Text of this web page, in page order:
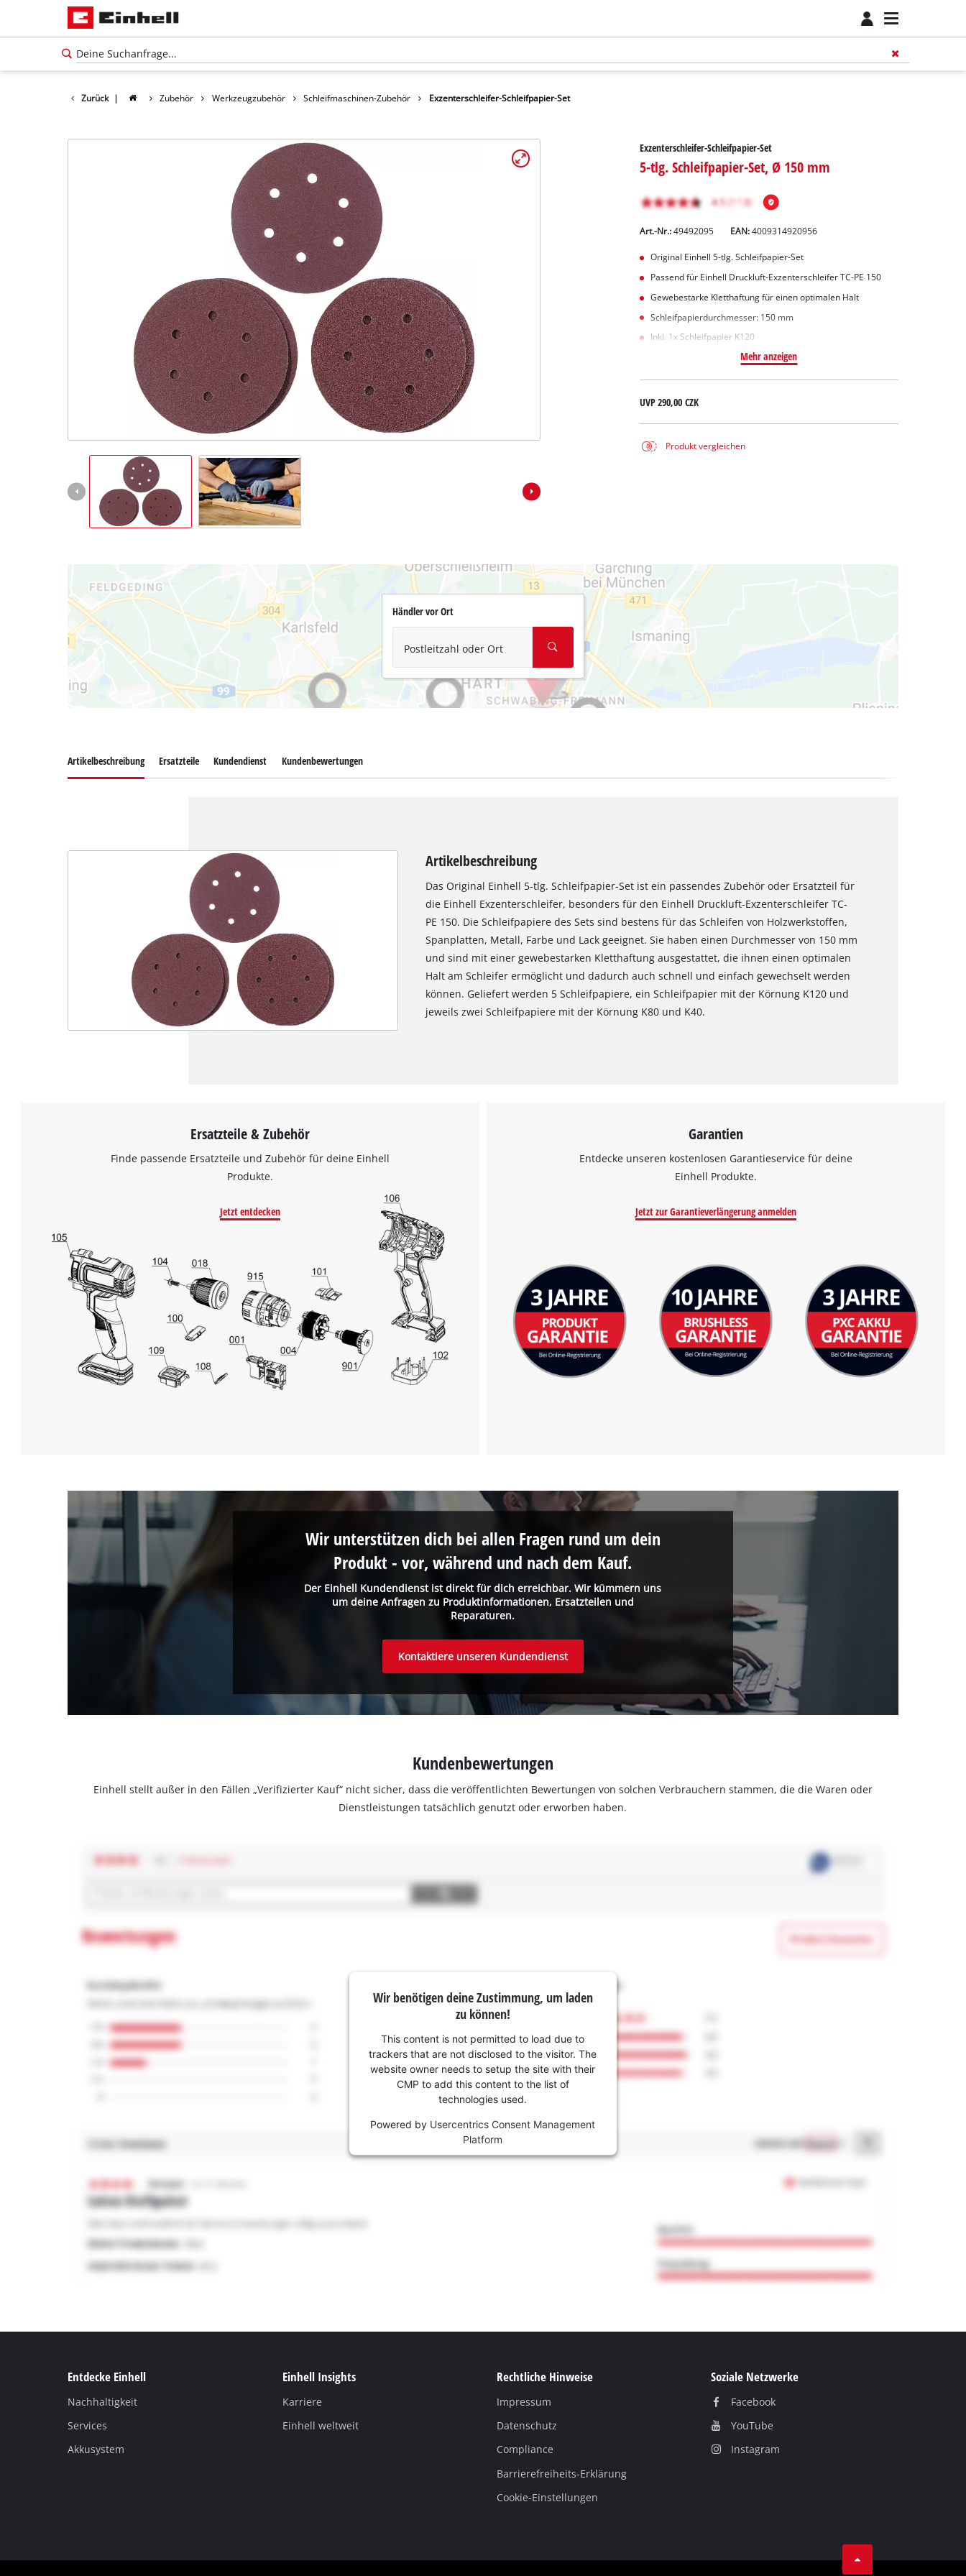
Zurück | Zubehör Werkzeugzubehör Schleifmaschinen-Zubehör Exzenterschleifer-Schleifpapier-Set
Exzenterschleifer-Schleifpapier-Set
5-tlg. Schleifpapier-Set, Ø 150 mm
Art.-Nr.: 49492095 EAN:4009314920956
Original Einhell 5-tlg. Schleifpapier-Set
Passend für Einhell Druckluft-Exzenterschleifer TC-PE 150
Gewebestarke Kletthaftung für einen optimalen Halt
Schleifpapierdurchmesser: 150 mm
Inkl. 1x Schleifpapier K120
Mehr anzeigen
UVP290,00 CZK
Produkt vergleichen
Händler vor Ort
Postleitzahl oder Ort
Wir benötigen deine Zustimmung, um
Google Maps laden zu können!
This content is not permitted to load due
to trackers that are not disclosed to the
visitor. The website owner needs to setup
the site with their CMP to add this content
to the list of technologies used.
Powered by
Usercentrics Consent
Artikelbeschreibung Ersatzteile Kundendienst Kundenbewertungen
Artikelbeschreibung
Das Original Einhell 5-tlg. Schleifpapier-Set ist ein passendes Zubehör oder Ersatzteil für
die Einhell Exzenterschleifer, besonders für den Einhell Druckluft-Exzenterschleifer TC-
PE 150. Die Schleifpapiere des Sets sind bestens für das Schleifen von Holzwerkstoffen,
Spanplatten, Metall, Farbe und Lack geeignet. Sie haben einen Durchmesser von 150 mm
und sind mit einer gewebestarken Kletthaftung ausgestattet, die ihnen einen optimalen
Halt am Schleifer ermöglicht und dadurch auch schnell und einfach gewechselt werden
können. Geliefert werden 5 Schleifpapiere, ein Schleifpapier mit der Körnung K120 und
jeweils zwei Schleifpapiere mit der Körnung K80 und K40.
Ersatzteile & Zubehör
Finde passende Ersatzteile und Zubehör für deine Einhell
Produkte.
Jetzt entdecken
Garantien
Entdecke unseren kostenlosen Garantieservice für deine
Einhell Produkte.
Jetzt zur Garantieverlängerung anmelden
Der Einhell Kundendienst ist direkt für dich erreichbar. Wir kümmern uns
um deine Anfragen zu Produktinformationen, Ersatzteilen und
Reparaturen.
Wir unterstützen dich bei allen Fragen rund um dein
Produkt - vor, während und nach dem Kauf.
Kontaktiere unseren Kundendienst
Kundenbewertungen
Einhell stellt außer in den Fällen „Verifizierter Kauf“ nicht sicher, dass die veröffentlichten Bewertungen von solchen Verbrauchern stammen, die die Waren oder
Dienstleistungen tatsächlich genutzt oder erworben haben.
Wir benötigen deine Zustimmung, um laden
zu können!
This content is not permitted to load due to
trackers that are not disclosed to the visitor. The
website owner needs to setup the site with their
CMP to add this content to the list of
technologies used.
Powered by Usercentrics Consent Management
Platform
Entdecke Einhell
Nachhaltigkeit
Services
Akkusystem
Einhell Insights
Karriere
Einhell weltweit
Rechtliche Hinweise
Impressum
Datenschutz
Compliance
Barrierefreiheits-Erklärung
Cookie-Einstellungen
Soziale Netzwerke
Facebook
YouТube
Instagram